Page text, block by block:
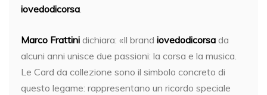
iovedodicorsa.
Marco Frattini dichiara: «Il brand iovedodicorsa da
alcuni anni unisce due passioni: la corsa e la musica.
Le Card da collezione sono il simbolo concreto di
questo legame: rappresentano un ricordo speciale